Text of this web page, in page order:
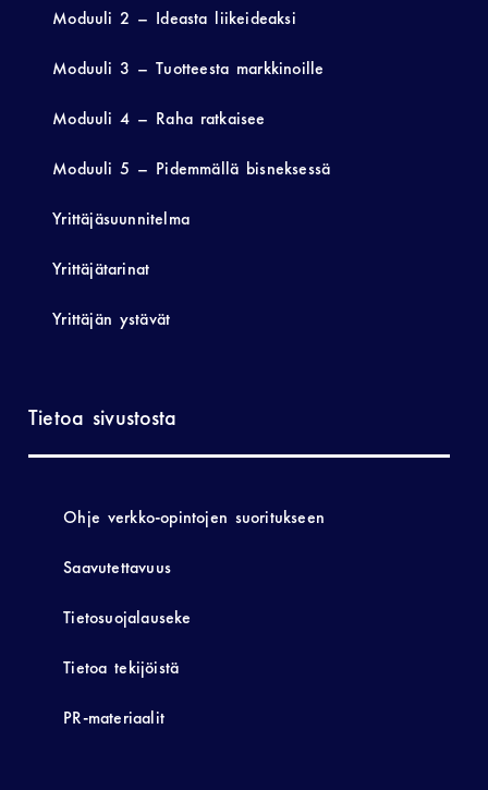
Moduuli 2 – Ideasta liikeideaksi
Moduuli 3 – Tuotteesta markkinoille
Moduuli 4 – Raha ratkaisee
Moduuli 5 – Pidemmällä bisneksessä
Yrittäjäsuunnitelma
Yrittäjätarinat
Yrittäjän ystävät
Tietoa sivustosta
Ohje verkko-opintojen suoritukseen
Saavutettavuus
Tietosuojalauseke
Tietoa tekijöistä
PR-materiaalit